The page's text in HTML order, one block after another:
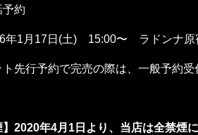
予約
1月17日(土) 15:00〜 ラドンナ原
先行予約で完売の際は、一般予約受
】2020年4月1日より、当店は全禁煙